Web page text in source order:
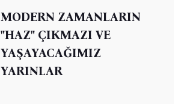
MODERN ZAMANLARIN
"HAZ" ÇIKMAZI VE
YAŞAYACAĞIMIZ
YARINLAR